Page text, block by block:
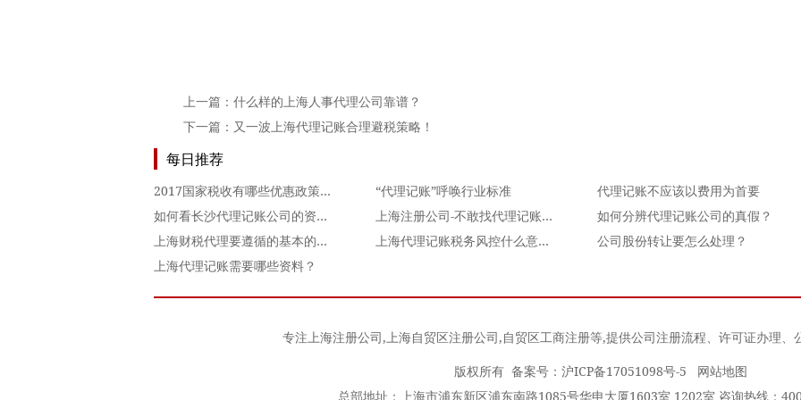
上一篇： 什么样的上海人事代理公司靠谱？
下一篇： 又一波上海代理记账合理避税策略！
每日推荐
2017国家税收有哪些优惠政策？ “代理记账”呼唤行业标准
代理记账不应该以费用为首要
如何看长沙代理记账公司的资质？
上海注册公司-不敢找代理记账公司，怕被坑？
如何分辨代理记账公司的真假？
上海财税代理要遵循的基本的原则
上海代理记账税务风控什么意思呢？
公司股份转让要怎么处理？
上海代理记账需要哪些资料？
专注上海注册公司,上海自贸区注册公司,自贸区工商注册等,提供公司注册流程、许可证办理、
版权所有 备案号： 沪ICP备17051098号-5
网站地图
总部地址：上海市浦东新区浦东南路1085号华申大厦1603室 1202室 咨询热线：